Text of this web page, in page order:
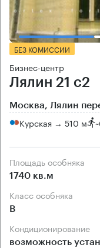
БЕЗ КОМИССИИ
Бизнес-центр
Лялин 21 с2
Москва, Лялин
Курская → 510 м ~
Площадь особняка
1740 кв.м
Класс особняка
B
Кондиционирование
возможность